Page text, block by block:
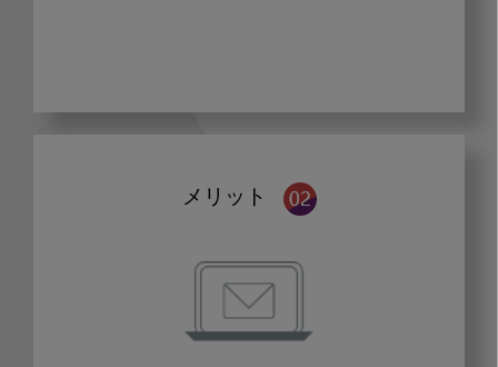
メリット